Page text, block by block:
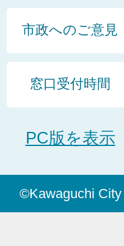
市政へのご意見
窓口受付時間
PC版を表示
©Kawaguchi City